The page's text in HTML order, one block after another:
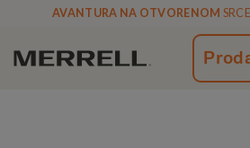
vsebino
AVANTURA NA OTVORENOM